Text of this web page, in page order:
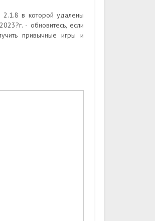
в которой удалены
- обновитесь, если
привычные игры и